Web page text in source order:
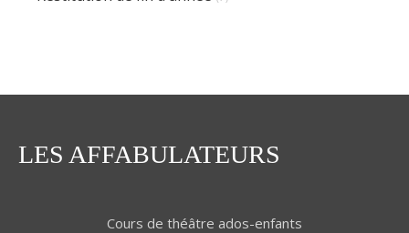
LES AFFABULATEURS
Cours de théâtre ados-enfants